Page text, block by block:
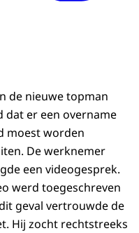
de nieuwe topman
dat er een overname
moest worden
De werknemer
een videogesprek.
werd toegeschreven
geval vertrouwde de
Hij zocht rechtstreeks